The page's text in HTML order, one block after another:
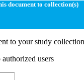
document to collection(s)
to your study
users